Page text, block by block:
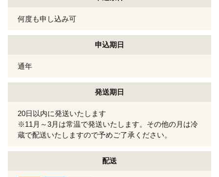
何度も申し込み可
申込期日
通年
発送期日
20日以内に発送いたします
※11月～3月は常温で発送いたします。その他の月は冷
蔵で配送いたしますので予めご了承ください。
配送